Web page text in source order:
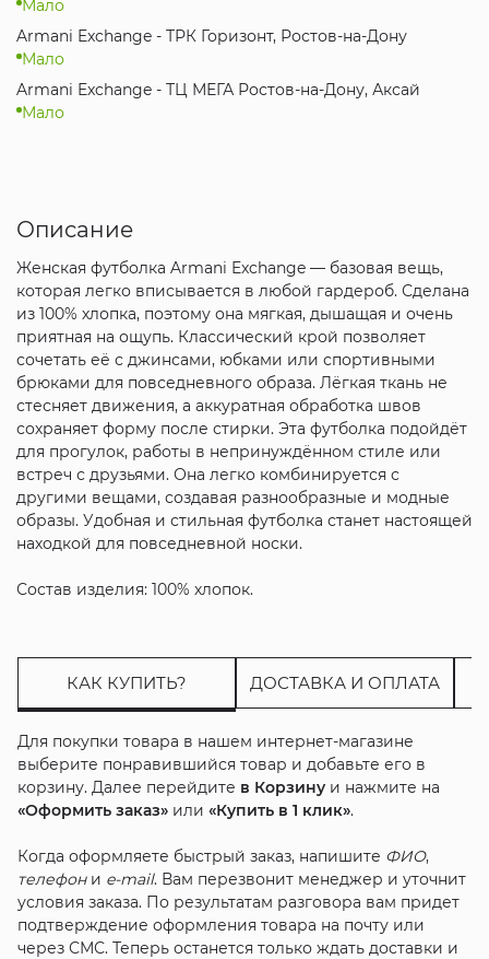
Мало
Armani Exchange - ТРК Горизонт, Ростов-на-Дону
Мало
Armani Exchange - ТЦ МЕГА Ростов-на-Дону, Аксай
Мало
Описание
Женская футболка Armani Exchange — базовая вещь,
которая легко вписывается в любой гардероб. Сделана
из 100% хлопка, поэтому она мягкая, дышащая и очень
приятная на ощупь. Классический крой позволяет
сочетать её с джинсами, юбками или спортивными
брюками для повседневного образа. Лёгкая ткань не
стесняет движения, а аккуратная обработка швов
сохраняет форму после стирки. Эта футболка подойдёт
для прогулок, работы в непринуждённом стиле или
встреч с друзьями. Она легко комбинируется с
другими вещами, создавая разнообразные и модные
образы. Удобная и стильная футболка станет настоящей
находкой для повседневной носки.
Состав изделия: 100% хлопок.
КАК КУПИТЬ? ДОСТАВКА И ОПЛАТА
Для покупки товара в нашем интернет-магазине
выберите понравившийся товар и добавьте его в
корзину. Далее перейдите в Корзинуи нажмите на
«Оформить заказ»или «Купить в 1 клик».
Когда оформляете быстрый заказ, напишите ФИО,
телефони e-mail. Вам перезвонит менеджер и уточнит
условия заказа. По результатам разговора вам придет
подтверждение оформления товара на почту или
через СМС. Теперь останется только ждать доставки и